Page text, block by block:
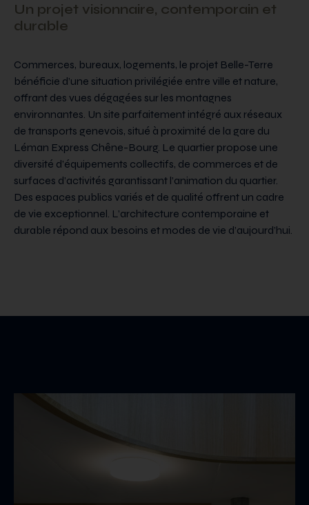
Un projet visionnaire, contemporain et
durable
Commerces, bureaux, logements, le projet Belle-Terre
bénéficie d’une situation privilégiée entre ville et nature,
offrant des vues dégagées sur les montagnes
environnantes. Un site parfaitement intégré aux réseaux
de transports genevois, situé à proximité de la gare du
Léman Express Chêne-Bourg. Le quartier propose une
diversité d’équipements collectifs, de commerces et de
surfaces d’activités garantissant l’animation du quartier.
Des espaces publics variés et de qualité offrent un cadre
de vie exceptionnel. L’architecture contemporaine et
durable répond aux besoins et modes de vie d’aujourd’hui.